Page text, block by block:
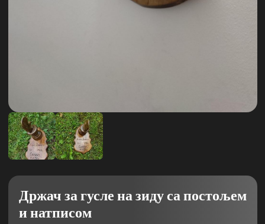
Држач за гусле на зиду са постољем
и натписом